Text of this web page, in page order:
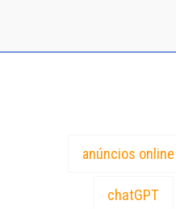
anúncios online
chatGPT